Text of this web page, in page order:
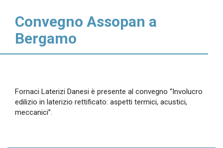
Convegno Assopan a
Bergamo
Fornaci Laterizi Danesi è presente al convegno “Involucro
edilizio in laterizio rettificato: aspetti termici, acustici,
meccanici”.